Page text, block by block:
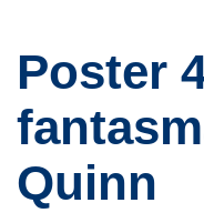
Poster
Quinn